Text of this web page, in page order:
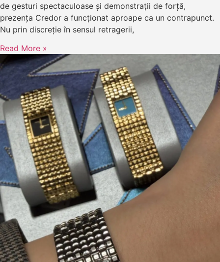
de gesturi spectaculoase și demonstrații de forță,
prezența Credor a funcționat aproape ca un contrapunct.
Nu prin discreție în sensul retragerii,
Read More »